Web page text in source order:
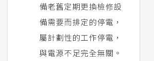
備老舊定期更換檢修設
備需要而排定的停電，
屬計劃性的工作停電，
與電源不足完全無關。